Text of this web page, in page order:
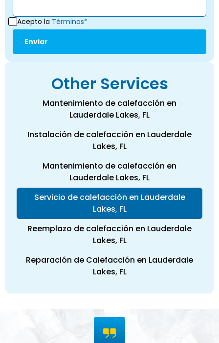
Acepto la Términos*
Other Services
Mantenimiento de calefacción en
Lauderdale Lakes, FL
Instalación de calefacción en Lauderdale
Lakes, FL
Mantenimiento de calefacción en
Lauderdale Lakes, FL
Servicio de calefacción en Lauderdale
Lakes, FL
Reemplazo de calefacción en Lauderdale
Lakes, FL
Reparación de Calefacción en Lauderdale
Lakes, FL